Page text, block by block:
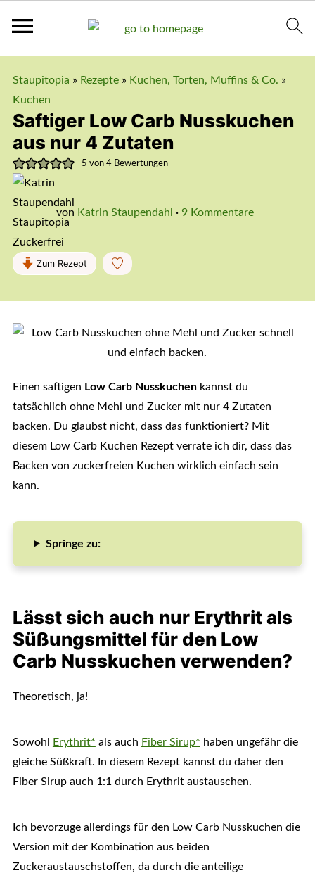
Staupitopia » Rezepte» Kuchen, Torten, Muffins & Co. »
Kuchen
Saftiger Low Carb Nusskuchen
aus nur 4 Zutaten
5 von 4Bewertungen
von Katrin Staupendahl · 9 Kommentare
Zum Rezept
Einen saftigen Low Carb Nusskuchenkannst du
tatsächlich ohne Mehl und Zucker mit nur 4 Zutaten
backen. Du glaubst nicht, dass das funktioniert? Mit
diesem Low Carb Kuchen Rezept verrate ich dir, dass das
Backen von zuckerfreien Kuchen wirklich einfach sein
kann.
Springe zu:
Lässt sich auch nur Erythrit als
Süßungsmittel für den Low
Carb Nusskuchen verwenden?
Theoretisch, ja!
Sowohl Erythrit* als auch Fiber Sirup* haben ungefähr die
gleiche Süßkraft. In diesem Rezept kannst du daher den
Fiber Sirup auch 1:1 durch Erythrit austauschen.
Ich bevorzuge allerdings für den Low Carb Nusskuchen die
Version mit der Kombination aus beiden
Zuckeraustauschstoffen, da durch die anteilige